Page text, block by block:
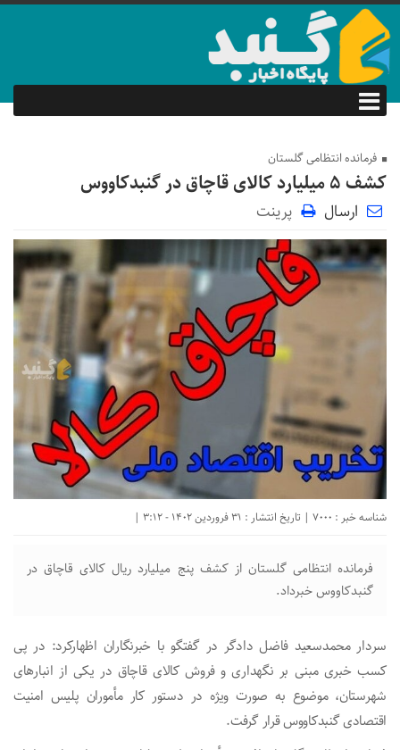
فرمانده انتظامی گلستان
کشف ۵ میلیارد کالای قاچاق در گنبدکاووس
ارسال پرینت
شناسه خبر : 7000 | تاریخ انتشار : 31 فروردین 1402 - 3:12 |
فرمانده انتظامی گلستان از کشف پنج میلیارد ریال کالای قاچاق در
گنبدکاووس خبرداد.
سردار محمدسعید فاضل دادگر در گفتگو با خبرنگاران اظهارکرد: در پی
کسب خبری مبنی بر نگهداری و فروش کالای قاچاق در یکی از انبارهای
شهرستان، موضوع به صورت ویژه در دستور کار مأموران پلیس امنیت
اقتصادی گنبدکاووس قرار گرفت.